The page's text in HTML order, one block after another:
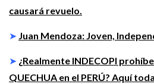
causará revuelo.
➤ Juan Mendoza: Joven,
➤ ¿Realmente INDECOPI
QUECHUA en el PERÚ? Aquí